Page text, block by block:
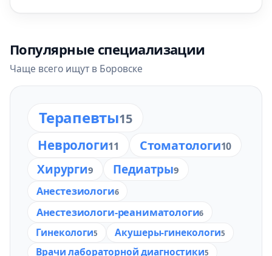
Популярные специализации
Чаще всего ищут в Боровске
Терапевты15
Неврологи11 Стоматологи10
Хирурги9 Педиатры9
Анестезиологи6
Анестезиологи-реаниматологи6
Гинекологи5 Акушеры-гинекологи5
Врачи лабораторной диагностики5